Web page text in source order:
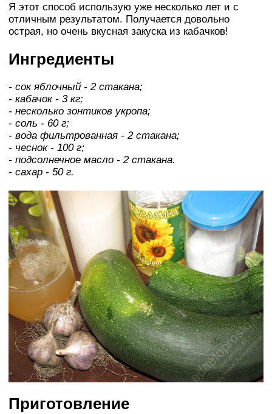
Я этот способ использую уже несколько лет и с
отличным результатом. Получается довольно
острая, но очень вкусная закуска из кабачков!
Ингредиенты
- сок яблочный - 2 стакана;
- кабачок - 3 кг;
- несколько зонтиков укропа;
- соль - 60 г;
- вода фильтрованная - 2 стакана;
- чеснок - 100 г;
- подсолнечное масло - 2 стакана.
- сахар - 50 г.
Приготовление